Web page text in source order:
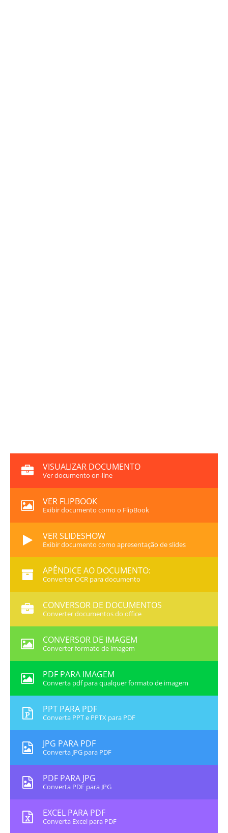
VISUALIZAR DOCUMENTO
Ver documento on-line
VER FLIPBOOK
Exibir documento como o FlipBook
VER SLIDESHOW
Exibir documento como apresentação de slides
APÊNDICE AO DOCUMENTO:
Converter OCR para documento
CONVERSOR DE DOCUMENTOS
Converter documentos do office
CONVERSOR DE IMAGEM
Converter formato de imagem
PDF PARA IMAGEM
Converta pdf para qualquer formato de imagem
PPT PARA PDF
Converta PPT e PPTX para PDF
JPG PARA PDF
Converta JPG para PDF
PDF PARA JPG
Converta PDF para JPG
EXCEL PARA PDF
Converta Excel para PDF